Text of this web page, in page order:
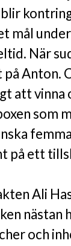
mål
När
på Anton.
att vinna
som
på ett
Ali
nästan
och